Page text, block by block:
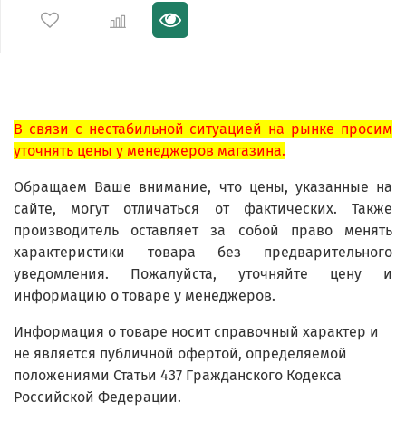
В связи с нестабильной ситуацией на рынке просим
уточнять цены у менеджеров магазина.
Обращаем Ваше внимание, что цены, указанные на
сайте, могут отличаться от фактических. Также
производитель оставляет за собой право менять
характеристики товара без предварительного
уведомления. Пожалуйста, уточняйте цену и
информацию о товаре у менеджеров.
Информация о товаре носит справочный характер и
не является публичной офертой, определяемой
положениями Статьи 437 Гражданского Кодекса
Российской Федерации.